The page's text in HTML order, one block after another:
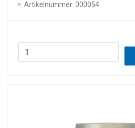
Artikelnummer: 000054